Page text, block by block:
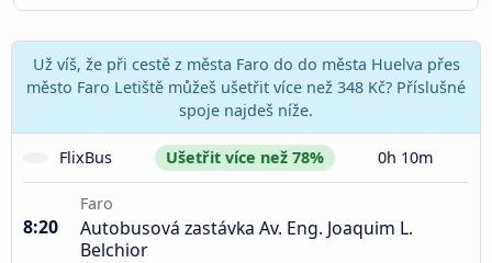
Už víš, že při cestě z města Faro do do města Huelva přes
město Faro Letiště můžeš ušetřit více než 348 Kč? Příslušné
spoje najdeš níže.
FlixBus Ušetřit více než 78% 0h 10m
8:20
Faro
Autobusová zastávka Av. Eng. Joaquim L.
Belchior